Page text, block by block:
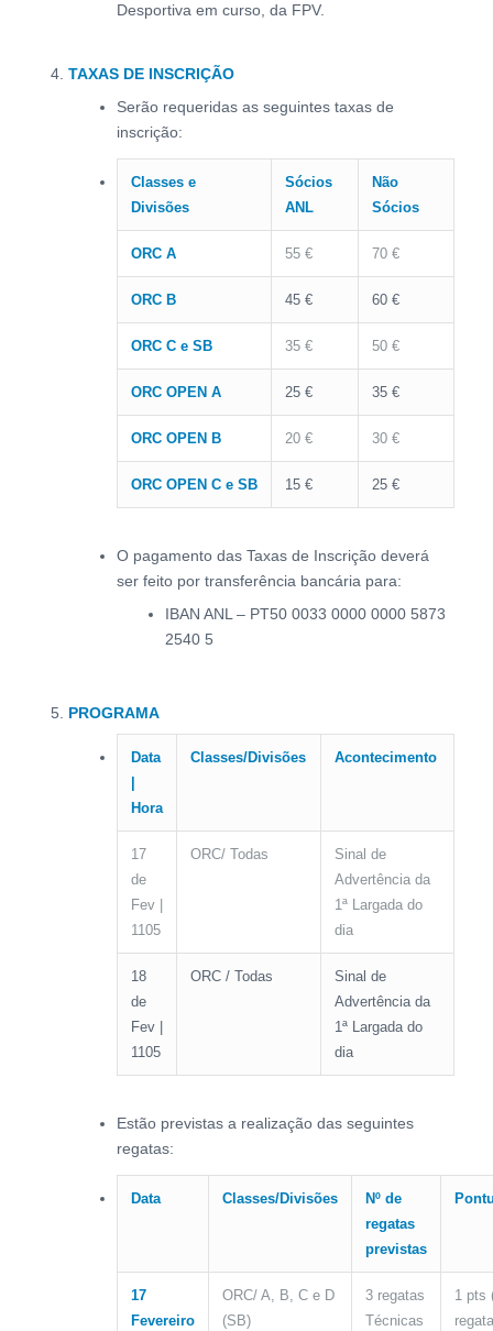
Desportiva em curso, da FPV.
TAXAS DE INSCRIÇÃO
Serão requeridas as seguintes taxas de
inscrição:
Classes e
Divisões
Sócios
ANL
Não
Sócios
ORC A 55 € 70 €
ORC B 45 € 60 €
ORC C e SB 35 € 50 €
ORC OPEN A 25 € 35 €
ORC OPEN B 20 € 30 €
ORC OPEN C e SB 15 € 25 €
O pagamento das Taxas de Inscrição deverá
ser feito por transferência bancária para:
IBAN ANL – PT50 0033 0000 0000 5873
2540 5
PROGRAMA
Data
Hora
Classes/Divisões Acontecimento
17
de
Fev |
1105
ORC/ Todas
Sinal de
Advertência da
1ª Largada do
dia
18
de
Fev |
1105
ORC / Todas
Sinal de
Advertência da
1ª Largada do
dia
Estão previstas a realização das seguintes
regatas:
Data Classes/Divisões
Nº de
regatas
previstas
17
Fevereiro
ORC/ A, B, C e D
(SB)
3 regatas
Técnicas
1 pts